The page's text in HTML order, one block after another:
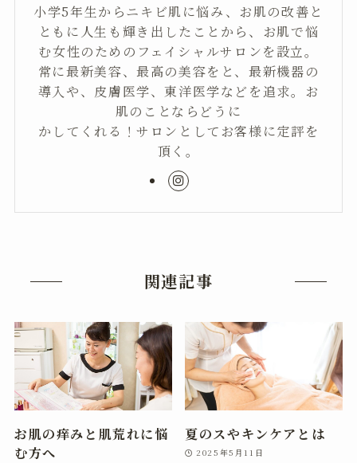
小学5年生からニキビ肌に悩み、お肌の改善と
ともに人生も輝き出したことから、お肌で悩
む女性のためのフェイシャルサロンを設立。
常に最新美容、最高の美容をと、最新機器の
導入や、皮膚医学、東洋医学などを追求。お
肌のことならどうに
かしてくれる！サロンとしてお客様に定評を
頂く。
関連記事
お肌の痒みと肌荒れに悩
む方へ
夏のスやキンケアとは
2025年5月11日